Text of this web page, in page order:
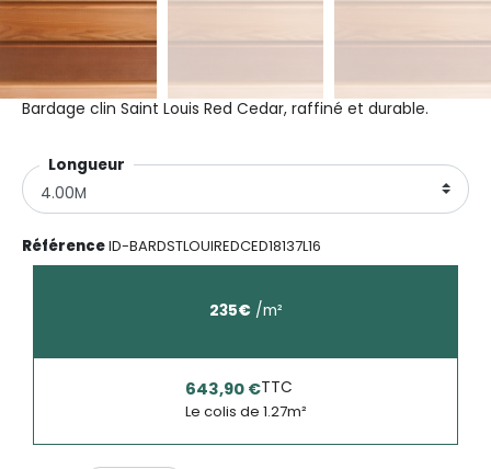
Bardage clin Saint Louis Red Cedar, raffiné et durable.
Longueurㅤㅤㅤ
RéférenceID-BARDSTLOUIREDCED18137L16
235€/m²
643,90 €TTC
Le colis de 1.27m²